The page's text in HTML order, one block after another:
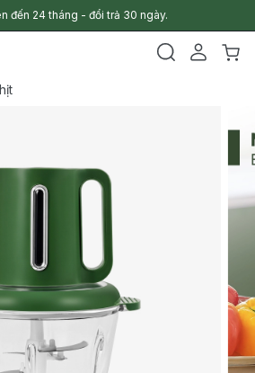
đến 24 tháng - đổi trả 30 ngày.